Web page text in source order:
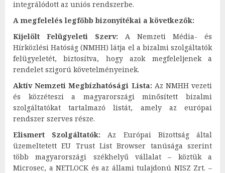
integrálódott az uniós rendszerbe.
A megfelelés legfőbb bizonyítékai a következők:
Kijelölt Felügyeleti Szerv: A Nemzeti Média- és
Hírközlési Hatóság (NMHH) látja el a bizalmi szolgáltatók
felügyeletét, biztosítva, hogy azok megfeleljenek a
rendelet szigorú követelményeinek.
Aktív Nemzeti Megbízhatósági Lista: Az NMHH vezeti
és közzéteszi a magyarországi minősített bizalmi
szolgáltatókat tartalmazó listát, amely az európai
rendszer szerves része.
Elismert Szolgáltatók: Az Európai Bizottság által
üzemeltetett EU Trust List Browser tanúsága szerint
több magyarországi székhelyű vállalat – köztük a
Microsec, a NETLOCK és az állami tulajdonú NISZ Zrt. –